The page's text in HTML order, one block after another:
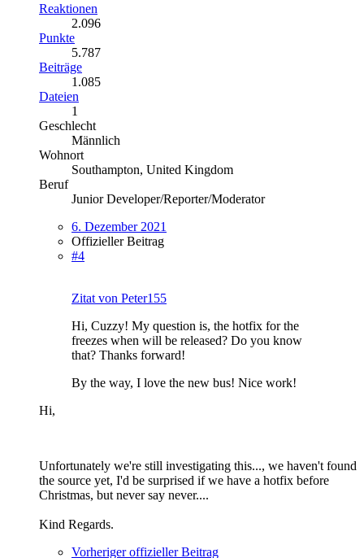
Reaktionen
2.096
Punkte
5.787
Beiträge
1.085
Dateien
1
Geschlecht
Männlich
Wohnort
Southampton, United Kingdom
Beruf
Junior Developer/Reporter/Moderator
6. Dezember 2021
Offizieller Beitrag
#4
Zitat von Peter155
Hi, Cuzzy! My question is, the hotfix for the
freezes when will be released? Do you know
that? Thanks forward!
By the way, I love the new bus! Nice work!
Hi,
Unfortunately we're still investigating this..., we haven't found
the source yet, I'd be surprised if we have a hotfix before
Christmas, but never say never....
Kind Regards.
Vorheriger offizieller Beitrag